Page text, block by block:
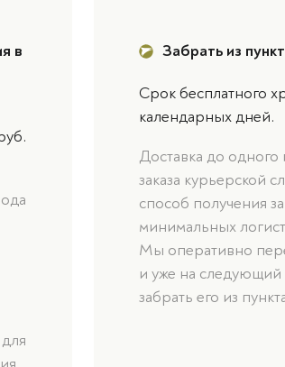
в
Забрать из
Срок бесплатного
календарных дней.
Доставка до
заказа курьерской
способ получения
минимальных
Мы оперативно
и уже на следующий
забрать его из